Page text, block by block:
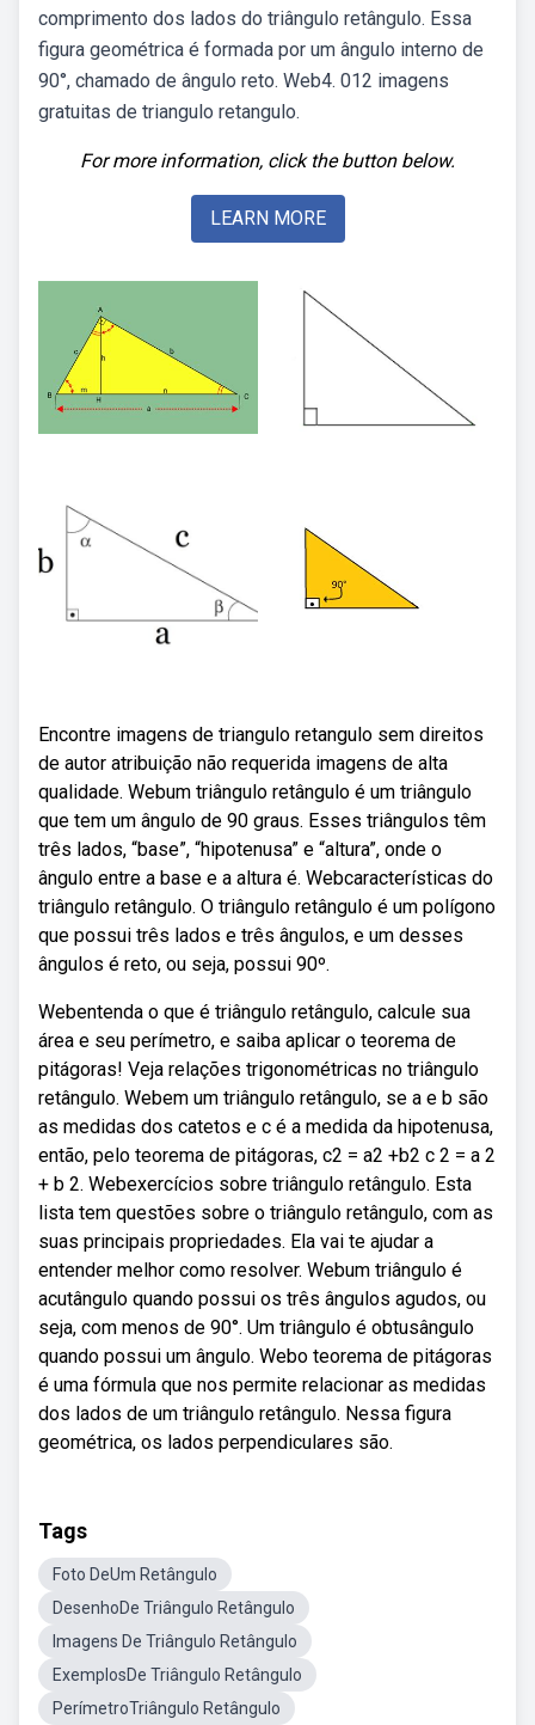
comprimento dos lados do triângulo retângulo. Essa
figura geométrica é formada por um ângulo interno de
90°, chamado de ângulo reto. Web4. 012 imagens
gratuitas de triangulo retangulo.
For more information, click the button below.
LEARN MORE
Encontre imagens de triangulo retangulo sem direitos
de autor atribuição não requerida imagens de alta
qualidade. Webum triângulo retângulo é um triângulo
que tem um ângulo de 90 graus. Esses triângulos têm
três lados, “base”, “hipotenusa” e “altura”, onde o
ângulo entre a base e a altura é. Webcaracterísticas do
triângulo retângulo. O triângulo retângulo é um polígono
que possui três lados e três ângulos, e um desses
ângulos é reto, ou seja, possui 90º.
Webentenda o que é triângulo retângulo, calcule sua
área e seu perímetro, e saiba aplicar o teorema de
pitágoras! Veja relações trigonométricas no triângulo
retângulo. Webem um triângulo retângulo, se a e b são
as medidas dos catetos e c é a medida da hipotenusa,
então, pelo teorema de pitágoras, c2 = a2 +b2 c 2 = a 2
+ b 2. Webexercícios sobre triângulo retângulo. Esta
lista tem questões sobre o triângulo retângulo, com as
suas principais propriedades. Ela vai te ajudar a
entender melhor como resolver. Webum triângulo é
acutângulo quando possui os três ângulos agudos, ou
seja, com menos de 90°. Um triângulo é obtusângulo
quando possui um ângulo. Webo teorema de pitágoras
é uma fórmula que nos permite relacionar as medidas
dos lados de um triângulo retângulo. Nessa figura
geométrica, os lados perpendiculares são.
Tags
Foto DeUm Retângulo
DesenhoDe Triângulo Retângulo
Imagens De Triângulo Retângulo
ExemplosDe Triângulo Retângulo
PerímetroTriângulo Retângulo